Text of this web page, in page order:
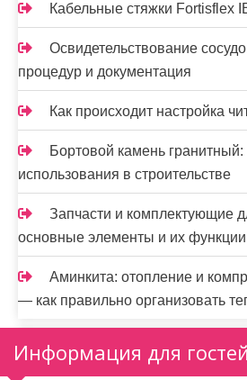
Кабельные стяжки Fortisflex
Освидетельствование
процедур и документация
Как происходит настройка
Бортовой камень
использования в строительстве
Запчасти и комплектующие
основные элементы и их функции
Аминкита: отопление и
— как правильно организовать
Информация для гостей